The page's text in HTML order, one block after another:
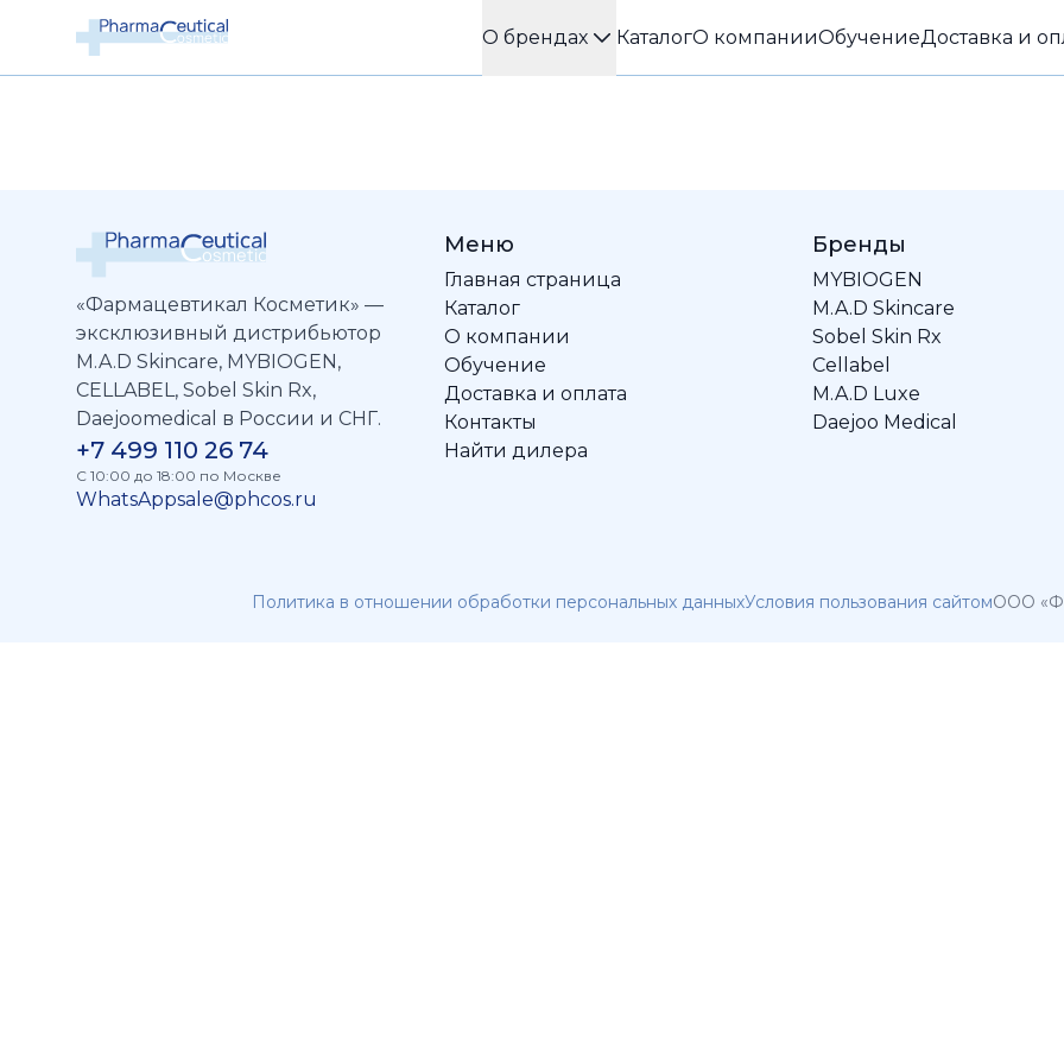
О брендах КаталогО компанииОбучениеДоставка и
«Фармацевтикал Косметик» —
эксклюзивный дистрибьютор
M.A.D Skincare, MYBIOGEN,
CELLABEL, Sobel Skin Rx,
Daejoomedical в России и СНГ.
+7 499 110 26 74
C 10:00 до 18:00 по Москве
WhatsAppsale@phcos.ru
Меню
Главная страница
Каталог
О компании
Обучение
Доставка и оплата
Контакты
Найти дилера
Бренды
MYBIOGEN
M.A.D Skincare
Sobel Skin Rx
Cellabel
M.A.D Luxe
Daejoo Medical
Политика в отношении обработки персональных данныхУсловия пользования сайтомООО